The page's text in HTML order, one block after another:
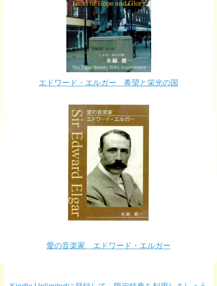
エドワード・エルガー 希望と栄光の国
愛の音楽家 エドワード・エルガー